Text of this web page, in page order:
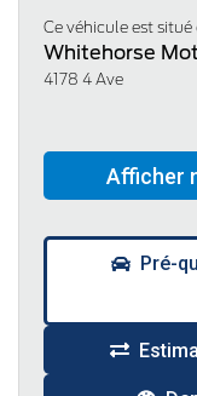
Ce véhicule est situé
Whitehorse
4178 4 Ave
Pré-